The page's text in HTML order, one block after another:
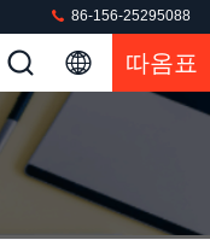
86-156-25295088
따옴표